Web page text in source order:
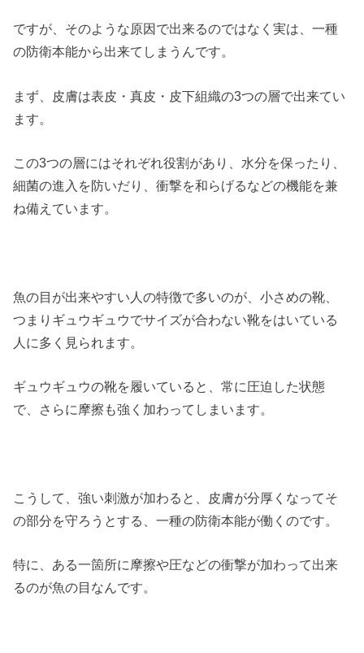
ですが、そのような原因で出来るのではなく実は、一種
の防衛本能から出来てしまうんです。
まず、皮膚は表皮・真皮・皮下組織の3つの層で出来てい
ます。
この3つの層にはそれぞれ役割があり、水分を保ったり、
細菌の進入を防いだり、衝撃を和らげるなどの機能を兼
ね備えています。
魚の目が出来やすい人の特徴で多いのが、小さめの靴、
つまりギュウギュウでサイズが合わない靴をはいている
人に多く見られます。
ギュウギュウの靴を履いていると、常に圧迫した状態
で、さらに摩擦も強く加わってしまいます。
こうして、強い刺激が加わると、皮膚が分厚くなってそ
の部分を守ろうとする、一種の防衛本能が働くのです。
特に、ある一箇所に摩擦や圧などの衝撃が加わって出来
るのが魚の目なんです。